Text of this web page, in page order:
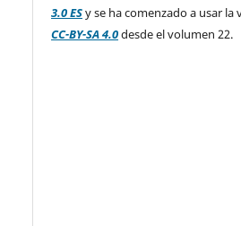
3.0 ESy se ha comenzado a usar la
CC-BY-SA 4.0desde el volumen 22.